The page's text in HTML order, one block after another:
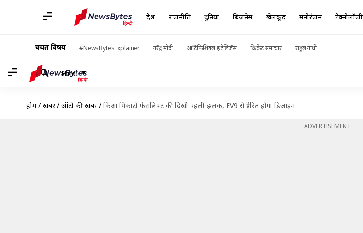
देश राजनीति दुनिया बिज़नेस खेलकूद मनोरंजन टेक्नोलॉजी
चर्चित विषय #NewsBytesExplainer नरेंद्र मोदी आर्टिफिशियल इंटेलिजेंस क्रिकेट समाचार राहुल गांधी
Hindi
होम / खबरें / ऑटो की खबरें / किआ पिकांटो फेसलिफ्ट की दिखी पहली झलक, EV9 से प्रेरित होगा डिजाइन
ADVERTISEMENT